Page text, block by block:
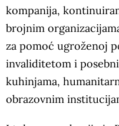
kompanija,
brojnim
za pomoć ugroženoj
invaliditetom i
kuhinjama,
obrazovnim